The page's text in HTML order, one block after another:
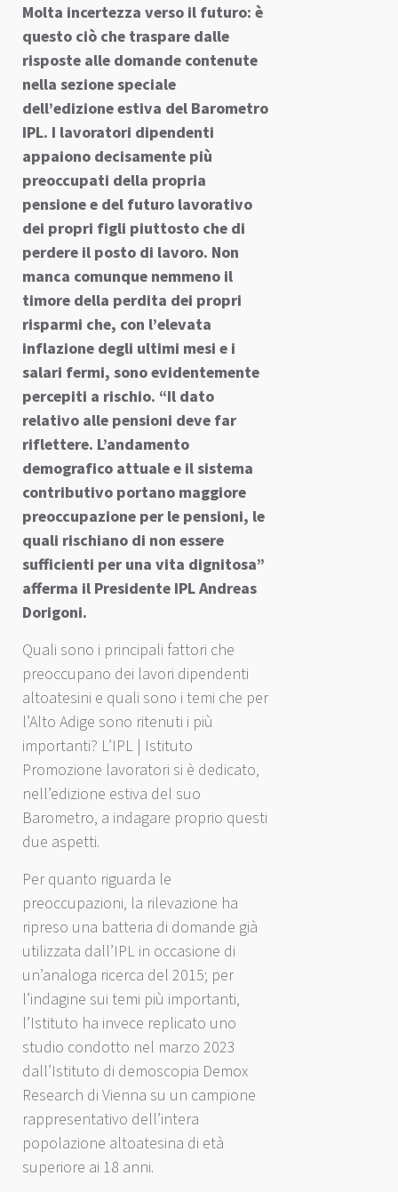
Molta incertezza verso il futuro: è
questo ciò che traspare dalle
risposte alle domande contenute
nella sezione speciale
dell’edizione estiva del Barometro
IPL. I lavoratori dipendenti
appaiono decisamente più
preoccupati della propria
pensione e del futuro lavorativo
dei propri figli piuttosto che di
perdere il posto di lavoro. Non
manca comunque nemmeno il
timore della perdita dei propri
risparmi che, con l’elevata
inflazione degli ultimi mesi e i
salari fermi, sono evidentemente
percepiti a rischio. “Il dato
relativo alle pensioni deve far
riflettere. L’andamento
demografico attuale e il sistema
contributivo portano maggiore
preoccupazione per le pensioni, le
quali rischiano di non essere
sufficienti per una vita dignitosa”
afferma il Presidente IPL Andreas
Dorigoni.
Quali sono i principali fattori che
preoccupano dei lavori dipendenti
altoatesini e quali sono i temi che per
l’Alto Adige sono ritenuti i più
importanti? L’IPL | Istituto
Promozione lavoratori si è dedicato,
nell’edizione estiva del suo
Barometro, a indagare proprio questi
due aspetti.
Per quanto riguarda le
preoccupazioni, la rilevazione ha
ripreso una batteria di domande già
utilizzata dall’IPL in occasione di
un’analoga ricerca del 2015; per
l’indagine sui temi più importanti,
l’Istituto ha invece replicato uno
studio condotto nel marzo 2023
dall’Istituto di demoscopia Demox
Research di Vienna su un campione
rappresentativo dell’intera
popolazione altoatesina di età
superiore ai 18 anni.